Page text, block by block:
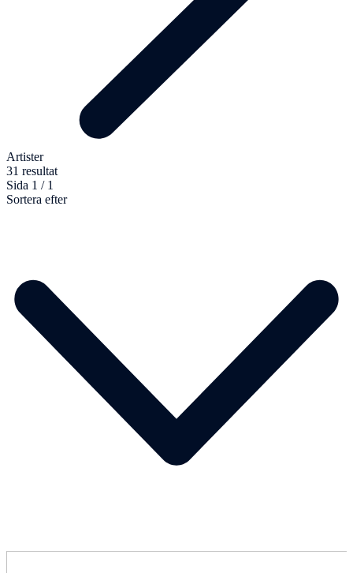
Artister
31 resultat
Sida 1 / 1
Sortera efter